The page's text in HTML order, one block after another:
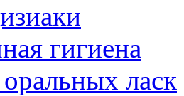
гигиена
ласк